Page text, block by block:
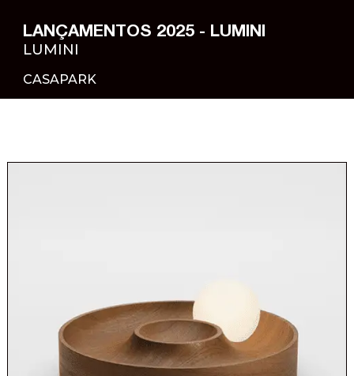
LANÇAMENTOS 2025 - LUMINI
LUMINI
CASAPARK